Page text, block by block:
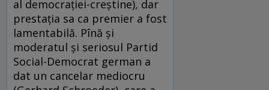
al democraţiei-creştine), dar
prestaţia sa ca premier a fost
lamentabilă. Pînă şi
moderatul şi seriosul Partid
Social-Democrat german a
dat un cancelar mediocru